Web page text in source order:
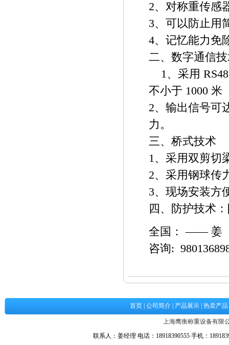
2、对称重传感
3、可以防止用
4、记忆能力免
二、数字通信
1、采用
不小于 1000 米
2、输出信号可
力。
三、桥式技术
1、采用双剪切
2、采用钢球传
3、现场安装方
四、防护技术
全国： —— 姜
咨询:
首页 公司简介 产品展示 热卖产品
上海鹰衡称重设备有限
联系人：姜经理 电话：18918390555 手机：